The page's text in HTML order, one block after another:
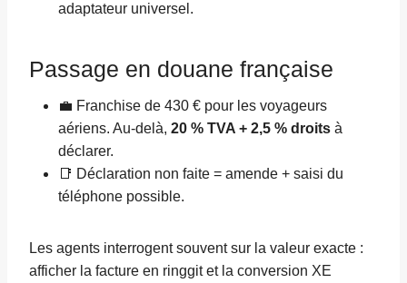
adaptateur universel.
Passage en douane française
💼 Franchise de 430 € pour les voyageurs
aériens. Au-delà, 20 % TVA + 2,5 % droits à
déclarer.
📑 Déclaration non faite = amende + saisi du
téléphone possible.
Les agents interrogent souvent sur la valeur exacte :
afficher la facture en ringgit et la conversion XE